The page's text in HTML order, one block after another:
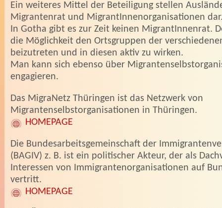
Ein weiteres Mittel der Beteiligung stellen
Migrantenrat und MigrantInnenorganisationen
In Gotha gibt es zur Zeit keinen MigrantInnenrat.
die Möglichkeit den Ortsgruppen der
beizutreten und in diesen aktiv zu wirken.
Man kann sich ebenso über
engagieren.
Das MigraNetz Thüringen ist das Netzwerk von
Migrantenselbstorganisationen in Thüringen.
HOMEPAGE
Die Bundesarbeitsgemeinschaft der
(BAGIV) z. B. ist ein politischer Akteur, der als
Interessen von Immigrantenorganisationen auf
vertritt.
HOMEPAGE